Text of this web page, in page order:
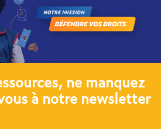
ne manquez
à notre newsletter​